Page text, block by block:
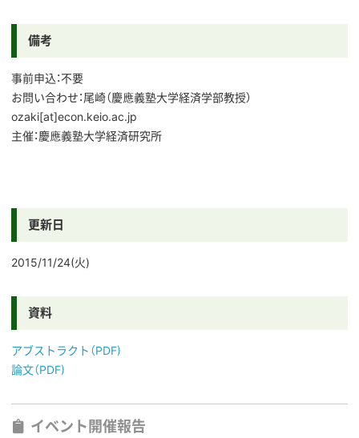
備考
事前申込：不要
お問い合わせ：尾崎（慶應義塾大学経済学部教授）
ozaki[at]econ.keio.ac.jp
主催：慶應義塾大学経済研究所
更新日
2015/11/24(火)
資料
アブストラクト（PDF)
論文（PDF)
イベント開催報告